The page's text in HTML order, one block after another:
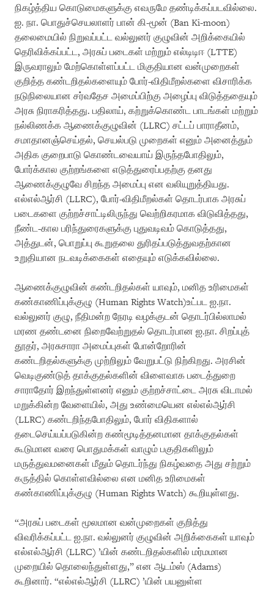
நிகழ்த்திய கொடுமைகளுக்கு எவருமே தண்டிக்கப்படவில்லை.
ஐ. நா. பொதுச்செயலாளர் பான் கி-மூன் (Ban Ki-moon)
தலைமையில் நிறுவப்பட்ட வல்லுனர் குழுவின் அறிக்கையில்
தெரிவிக்கப்பட்ட, அரசுப் படைகள் மற்றும் எல்டிடிஈ (LTTE)
இருவராலும் மேற்கொள்ளப்பட்ட மிகுதியான வன்முறைகள்
குறித்த கண்டறிதல்களையும் போர்-விதிமீறல்களை விசாரிக்க
நடுநிலையான சர்வதேச அமைப்பிற்கு அழைப்பு விடுத்ததையும்
அரசு நிராகரித்தது. பதிலாய், கற்றுக்கொண்ட பாடங்கள் மற்றும்
நல்லிணக்க ஆணைக்குழுவின் (LLRC) சட்டப் பாராதீனம்,
சமாதானஞ்செய்தல், செயல்படு முறைகள் எனும் அனைத்தும்
அதிக குறைபாடு கொண்டவையாய் இருந்தபோதிலும்,
போர்க்கால குற்றங்களை எடுத்துரைப்பதற்கு தனது
ஆணைக்குழுவே சிறந்த அமைப்பு என வலியுறுத்தியது.
எல்எல்ஆர்சி (LLRC), போர்-விதிமீறல்கள் தொடர்பாக அரசுப்
படைகளை குற்றச்சாட்டிலிருந்து வெற்றிகரமாக விடுவித்தது,
நீண்ட-கால பரிந்துரைகளுக்கு புதுவடிவம் கொடுத்தது,
அத்துடன், பொறுப்பு கூறுதலை துரிதப்படுத்துவதற்கான
உறுதியான நடவடிக்கைகள் எதையும் எடுக்கவில்லை.
ஆணைக்குழுவின் கண்டறிதல்கள் யாவும், மனித உரிமைகள்
கண்காணிப்புக்குழு (Human Rights Watch)உட்பட ஐ.நா.
வல்லுனர் குழு, நீதிமன்ற நேரடி வழக்குடன் தொடர்பில்லாமல்
மரண தண்டனை நிறைவேற்றுதல் தொடர்பான ஐ.நா. சிறப்புத்
தூதர், அரசுசாரா அமைப்புகள் போன்றோரின்
கண்டறிதல்களுக்கு முற்றிலும் வேறுபட்டு நிற்கிறது. அரசின்
வெடிகுண்டுத் தாக்குதல்களின் விளைவாக படைத்துறை
சாராதோர் இறந்துள்ளனர் எனும் குற்றச்சாட்டை அரசு விடாமல்
மறுக்கின்ற வேளையில், அது உண்மையென எல்எல்ஆர்சி
(LLRC) கண்டறிந்தபோதிலும், போர் விதிகளால்
தடைசெய்யப்படுகின்ற கண்மூடித்தனமான தாக்குதல்கள்
கூடுமான வரை பொதுமக்கள் வாழும் பகுதிகளிலும்
மருத்துவமனைகள் மீதும் தொடர்ந்து நிகழ்வதை அது சற்றும்
கருத்தில் கொள்ளவில்லை என மனித உரிமைகள்
கண்காணிப்புக்குழு (Human Rights Watch) கூறியுள்ளது.
“அரசுப் படைகள் மூலமான வன்முறைகள் குறித்து
விவரிக்கப்பட்ட ஐ.நா. வல்லுனர் குழுவின் அறிக்கைகள் யாவும்
எல்எல்ஆர்சி (LLRC) ’யின் கண்டறிதல்களில் மர்மமான
முறையில் தொலைந்துள்ளது,” என ஆடம்ஸ் (Adams)
கூறினார். “எல்எல்ஆர்சி (LLRC) ’யின் பயனுள்ள